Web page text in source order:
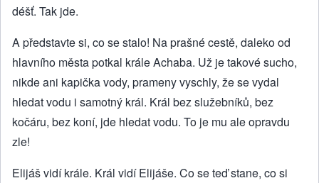
déšť. Tak jde.
A představte si, co se stalo! Na prašné cestě, daleko od
hlavního města potkal krále Achaba. Už je takové sucho,
nikde ani kapička vody, prameny vyschly, že se vydal
hledat vodu i samotný král. Král bez služebníků, bez
kočáru, bez koní, jde hledat vodu. To je mu ale opravdu
zle!
Elijáš vidí krále. Král vidí Elijáše. Co se teď stane, co si